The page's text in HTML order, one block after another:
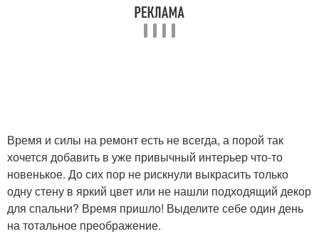
Время и силы на ремонт есть не всегда, а порой так
хочется добавить в уже привычный интерьер что-то
новенькое. До сих пор не рискнули выкрасить только
одну стену в яркий цвет или не нашли подходящий декор
для спальни? Время пришло! Выделите себе один день
на тотальное преображение.